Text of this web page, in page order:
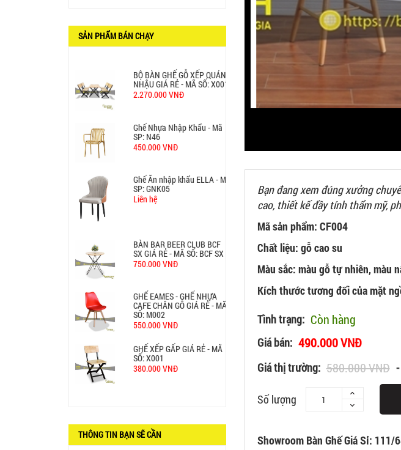
Bạn đang xem đúng xưởng
cao, thiết kế đầy tính thẩm mỹ,
Mã sản phẩm: CF004
Chất liệu: gỗ cao su
Màu sắc: màu gỗ tự nhiên, màu
Kích thước tương đối của mặt
Tình trạng: Còn hàng
Giá bán: 490.000 VNĐ
Giá thị trường: 580.000 VNĐ
Số lượng
Showroom Bàn Ghế Giá Sỉ: 111/
SẢN PHẨM BÁN CHẠY650.000 VNĐ
NHẬU GIÁ RẺ - MÃ SỐ: X001
2.270.000 VNĐ
SP: N46
450.000 VNĐ
SP: GNK05
Liên hệ
SX GIÁ RẺ - MÃ SỐ: BCF SX
750.000 VNĐ
CAFE CHÂN GỖ GIÁ RẺ - MÃ
SỐ: M002
550.000 VNĐ
SỐ: X001
380.000 VNĐ
THÔNG TIN BẠN SẼ CẦN